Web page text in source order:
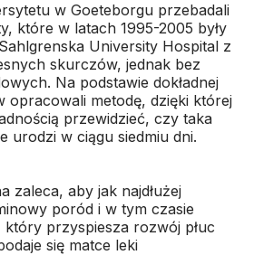
w Goeteborgu przebadali
które w latach 1995-2005 były
University Hospital z
skurczów, jednak bez
Na podstawie dokładnej
opracowali metodę, dzięki której
przewidzieć, czy taka
urodzi w ciągu siedmiu dni.
zaleca, aby jak najdłużej
poród i w tym czasie
przyspiesza rozwój płuc
się matce leki